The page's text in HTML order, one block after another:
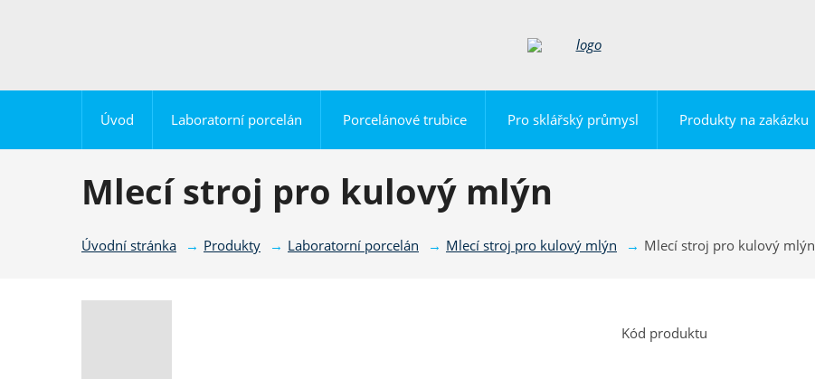
Úvod Laboratorní porcelán Porcelánové trubice Pro sklářský průmysl Produkty na zakázku
Mlecí stroj pro kulový mlýn
Úvodní stránka Produkty Laboratorní porcelán Mlecí stroj pro kulový mlýn Mlecí stroj pro kulový mlýn
Kód produktu